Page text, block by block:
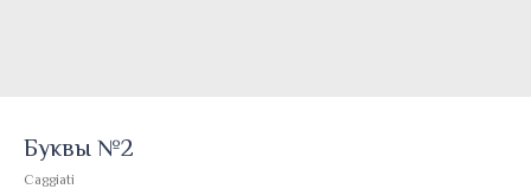
Буквы №2
Caggiati